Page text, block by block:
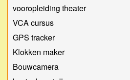
vooropleiding theater
VCA cursus
GPS tracker
Klokken maker
Bouwcamera